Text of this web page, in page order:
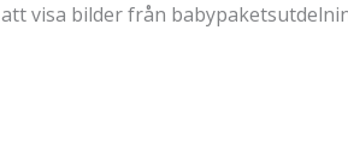
visa bilder från